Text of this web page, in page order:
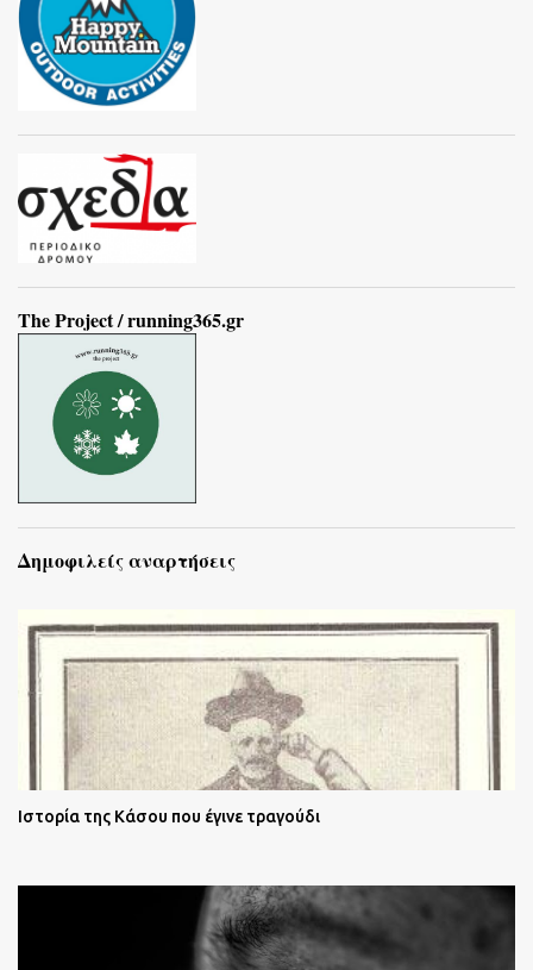
The Project / running365.gr
Δημοφιλείς αναρτήσεις
Ιστορία της Κάσου που έγινε τραγούδι